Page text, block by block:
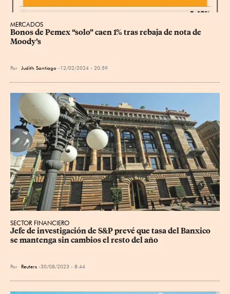
MERCADOS
Bonos de Pemex “solo” caen 1% tras rebaja de nota de
Moody’s
Por Judith Santiago 12/02/2024 - 20:59
SECTOR FINANCIERO
Jefe de investigación de S&P prevé que tasa del Banxico
se mantenga sin cambios el resto del año
Por Reuters 30/08/2023 - 8:44